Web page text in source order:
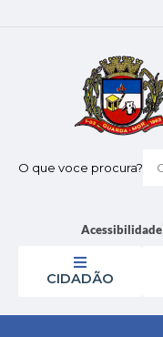
O que voce procura?
Acessibilidade
CIDADÃO